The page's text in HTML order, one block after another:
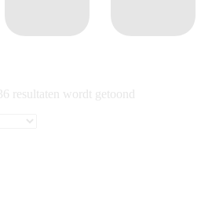
resultaten wordt getoond